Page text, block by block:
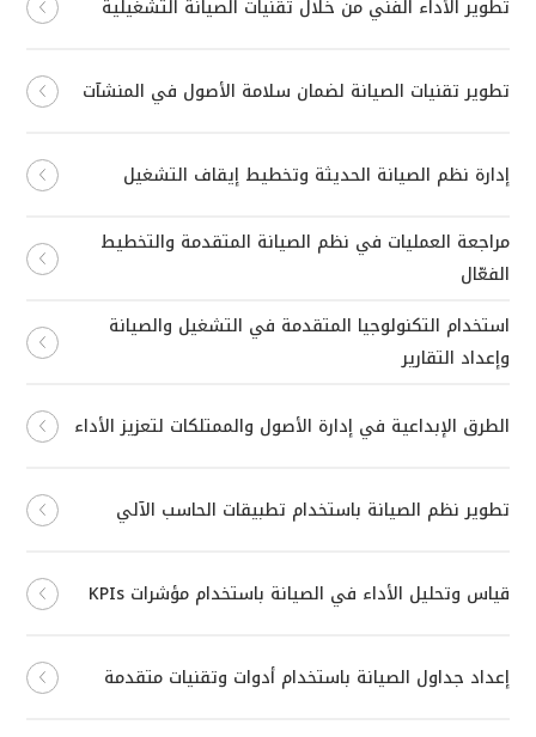
تطوير الأداء الفني من خلال تقنيات الصيانة التشغيلية
تطوير تقنيات الصيانة لضمان سلامة الأصول في المنشآت
إدارة نظم الصيانة الحديثة وتخطيط إيقاف التشغيل
مراجعة العمليات في نظم الصيانة المتقدمة والتخطيط
الفعّال
استخدام التكنولوجيا المتقدمة في التشغيل والصيانة
وإعداد التقارير
الطرق الإبداعية في إدارة الأصول والممتلكات لتعزيز الأداء
تطوير نظم الصيانة باستخدام تطبيقات الحاسب الآلي
قياس وتحليل الأداء في الصيانة باستخدام مؤشرات KPIs
إعداد جداول الصيانة باستخدام أدوات وتقنيات متقدمة